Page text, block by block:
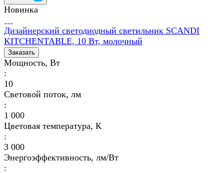
Новинка
Дизайнерский светодиодный светильник SCANDI
KITCHENTABLE, 10 Вт, молочный
Заказать
Мощность, Вт
:
10
Световой поток, лм
:
1 000
Цветовая температура, К
:
3 000
Энергоэффективность, лм/Вт
: